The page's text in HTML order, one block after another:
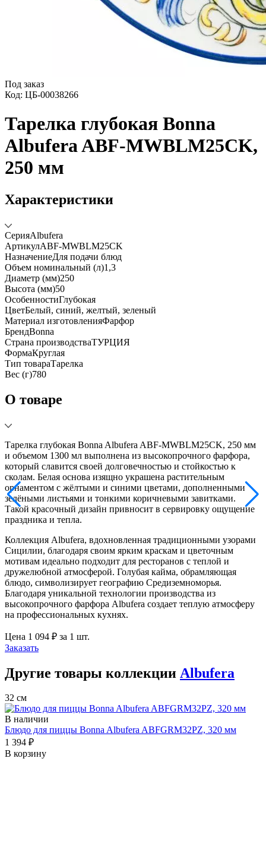
Под заказ
Код: ЦБ-00038266
Тарелка глубокая Bonna
Albufera ABF-MWBLM25CK,
250 мм
Характеристики
СерияAlbufera
АртикулABF-MWBLM25CK
НазначениеДля подачи блюд
Объем номинальный (л)1,3
Диаметр (мм)250
Высота (мм)50
ОсобенностиГлубокая
ЦветБелый, синий, желтый, зеленый
Материал изготовленияФарфор
БрендBonna
Страна производстваТУРЦИЯ
ФормаКруглая
Тип товараТарелка
Вес (г)780
О товаре
Тарелка глубокая Bonna Albufera ABF-MWBLM25CK, 250 мм
и объемом 1300 мл выполнена из высокопрочного фарфора,
который славится своей долговечностью и стойкостью к
сколам. Белая основа изящно украшена растительным
орнаментом с жёлтыми и синими цветами, дополненными
зелёными листьями и тонкими коричневыми завитками.
Такой красочный дизайн привносит в сервировку ощущение
праздника и тепла.
Коллекция Albufera, вдохновленная традиционными узорами
Сицилии, благодаря своим ярким краскам и цветочным
мотивам идеально подходит для ресторанов с теплой и
дружелюбной атмосферой. Голубая кайма, обрамляющая
блюдо, символизирует географию Средиземноморья.
Благодаря уникальной технологии производства из
высокопрочного фарфора Albufera создает теплую атмосферу
на профессиональных кухнях.
Цена 1 094 ₽ за 1 шт.
Заказать
Другие товары коллекции Albufera
32 см
В наличии
Блюдо для пиццы Bonna Albufera ABFGRM32PZ, 320 мм
1 394 ₽
В корзину